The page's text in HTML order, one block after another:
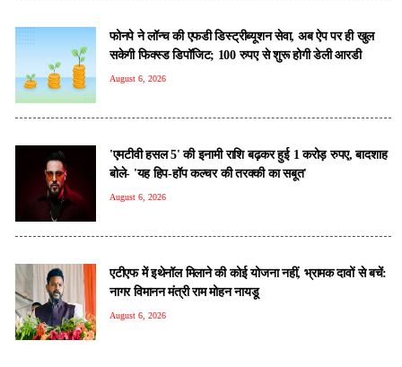
फोनपे ने लॉन्च की एफडी डिस्ट्रीब्यूशन सेवा, अब ऐप पर ही खुल
सकेगी फिक्स्ड डिपॉजिट; 100 रुपए से शुरू होगी डेली आरडी
August 6, 2026
'एमटीवी हसल 5' की इनामी राशि बढ़कर हुई 1 करोड़ रुपए, बादशाह
बोले- 'यह हिप-हॉप कल्चर की तरक्की का सबूत'
August 6, 2026
एटीएफ में इथेनॉल मिलाने की कोई योजना नहीं, भ्रामक दावों से बचें:
नागर विमानन मंत्री राम मोहन नायडू
August 6, 2026